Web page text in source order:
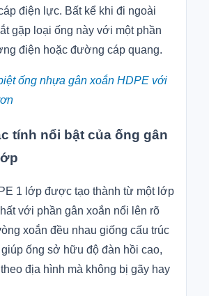
điện lực. Bất kể khi đi ngoài
gặp loại ống này với một phần
điện hoặc đường cáp quang.
ống nhựa gân xoắn HDPE với
tính nổi bật của ống gân
1 lớp được tạo thành từ một lớp
với phần gân xoắn nổi lên rõ
xoắn đều nhau giống cấu trúc
giúp ống sở hữu độ đàn hồi cao,
địa hình mà không bị gãy hay